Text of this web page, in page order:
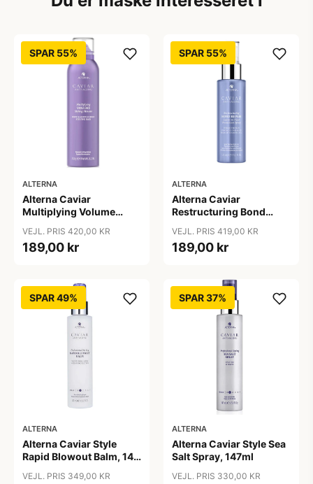
SPAR 55%
ALTERNA
Alterna Caviar
Multiplying Volume
VEJL. PRIS 420,00 KR
189,00 kr
SPAR 55%
ALTERNA
Alterna Caviar
Restructuring Bond
Protection Spray, 125 ml
VEJL. PRIS 419,00 KR
189,00 kr
SPAR 49%
ALTERNA
Alterna Caviar Style
Rapid Blowout Balm, 147
VEJL. PRIS 349,00 KR
SPAR 37%
ALTERNA
Alterna Caviar Style Sea
Salt Spray, 147ml
VEJL. PRIS 330,00 KR